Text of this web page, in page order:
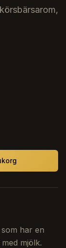
har en
mjölk.